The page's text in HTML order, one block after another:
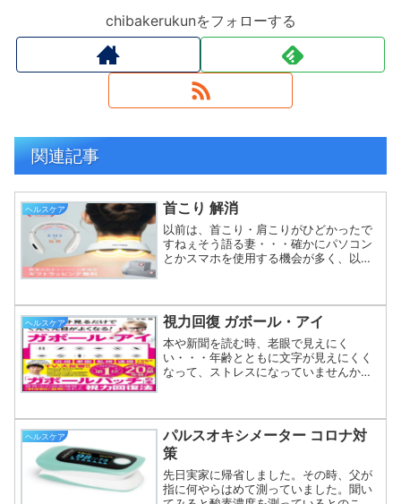
chibakerukunをフォローする
関連記事
ヘルスケア 首こり 解消
以前は、首こり・肩こりがひどかったで
すねぇそう語る妻・・・確かにパソコン
とかスマホを使用する機会が多く、以前
ンスタで見つけた「首...
ヘルスケア 視力回復 ガボール・アイ
本や新聞を読む時、老眼で見えにく
い・・・年齢とともに文字が見えにくく
なって、ストレスになっていませんか？
ることで引き起こされるようで...
ヘルスケア
パルスオキシメーター コロナ対
策
先日実家に帰省しました。その時、父が
指に何やらはめて測っていました。聞い